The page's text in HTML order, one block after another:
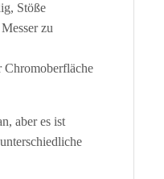
Stöße
zu
Chromoberfläche
aber es ist